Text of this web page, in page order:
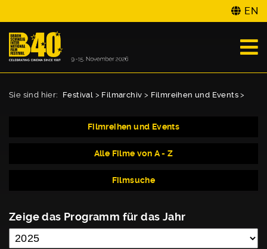
EN
Sie sind hier: Festival > Filmarchiv > Filmreihen und Events >
Filmreihen und Events
Alle Filme von A - Z
Filmsuche
Zeige das Programm für das Jahr